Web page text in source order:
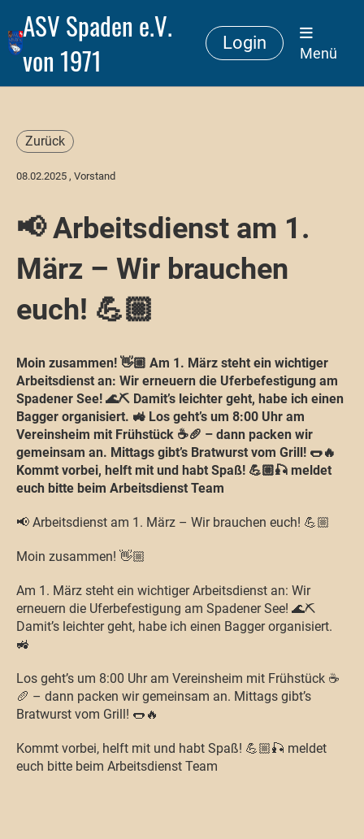
ASV Spaden e.V.
von 1971
Login
Menü
Zurück
08.02.2025 , Vorstand
📢 Arbeitsdienst am 1.
März – Wir brauchen
euch! 💪🏼
Moin zusammen! 👋🏼 Am 1. März steht ein wichtiger
Arbeitsdienst an: Wir erneuern die Uferbefestigung am
Spadener See! 🌊⛏️ Damit’s leichter geht, habe ich einen
Bagger organisiert. 🚜 Los geht’s um 8:00 Uhr am
Vereinsheim mit Frühstück ☕🥖 – dann packen wir
gemeinsam an. Mittags gibt’s Bratwurst vom Grill! 🌭🔥
Kommt vorbei, helft mit und habt Spaß! 💪🏼🎣 meldet
euch bitte beim Arbeitsdienst Team
📢 Arbeitsdienst am 1. März – Wir brauchen euch! 💪🏼
Moin zusammen! 👋🏼
Am 1. März steht ein wichtiger Arbeitsdienst an: Wir
erneuern die Uferbefestigung am Spadener See! 🌊⛏️
Damit’s leichter geht, habe ich einen Bagger organisiert.
🚜
Los geht’s um 8:00 Uhr am Vereinsheim mit Frühstück ☕
🥖 – dann packen wir gemeinsam an. Mittags gibt’s
Bratwurst vom Grill! 🌭🔥
Kommt vorbei, helft mit und habt Spaß! 💪🏼🎣 meldet
euch bitte beim Arbeitsdienst Team